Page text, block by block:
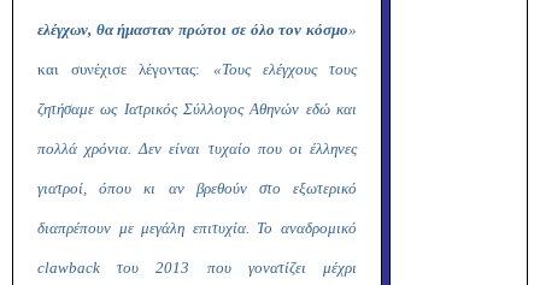
ελέγχων, θα ήμασταν πρώτοι σε όλο τον κόσμο»
και συνέχισε λέγοντας: «Τους ελέγχους τους
ζητήσαμε ως Ιατρικός Σύλλογος Αθηνών εδώ και
πολλά χρόνια. Δεν είναι τυχαίο που οι έλληνες
γιατροί, όπου κι αν βρεθούν στο εξωτερικό
διαπρέπουν με μεγάλη επιτυχία. Το αναδρομικό
clawback του 2013 που γονατίζει μέχρι